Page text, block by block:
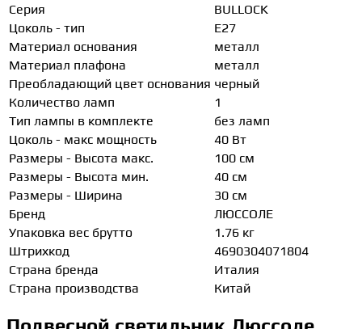
Серия
BULLOCK
Цоколь - тип
E27
Материал основания
металл
Материал плафона
металл
Преобладающий цвет основания черный
Количество ламп
1
Тип лампы в комплекте
без ламп
Цоколь - макс мощность
40 Вт
Размеры - Высота макс.
100 см
Размеры - Высота мин.
40 см
Размеры - Ширина
30 см
Бренд
ЛЮССОЛЕ
Упаковка вес брутто
1.76 кг
Штрихкод
4690304071804
Страна бренда
Италия
Страна производства
Китай